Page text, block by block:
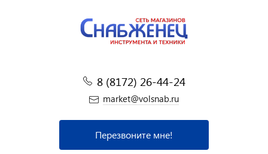
8 (8172) 26-44-24
market@volsnab.ru
Перезвоните мне!